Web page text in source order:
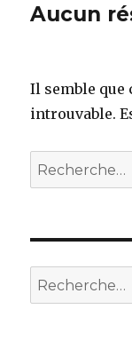
Aucun
Il semble que
introuvable.
Recherche
pour :
Recherche
pour :